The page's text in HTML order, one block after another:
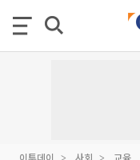
이투데이 사회 교육